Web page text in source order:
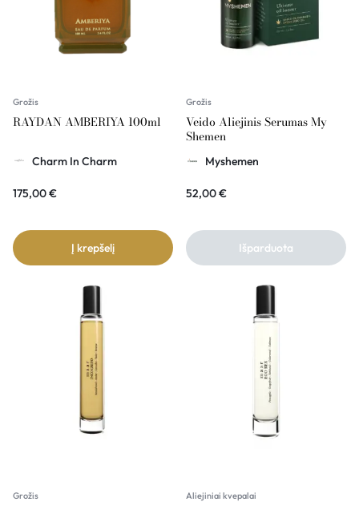
Grožis
RAYDAN AMBERIYA 100ml
Charm In Charm
175,00€
Į krepšelį
Grožis
Veido Aliejinis Serumas My
Shemen
Myshemen
52,00€
Išparduota
Grožis Aliejiniai kvepalai